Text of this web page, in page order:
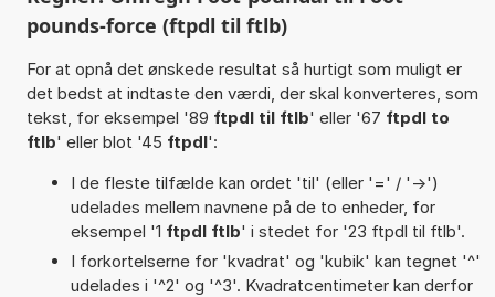
pounds-force (ftpdl til ftlb)
For at opnå det ønskede resultat så hurtigt som muligt er
det bedst at indtaste den værdi, der skal konverteres, som
tekst, for eksempel '89 ftpdl til ftlb' eller '67 ftpdl to
ftlb' eller blot '45 ftpdl':
I de fleste tilfælde kan ordet 'til' (eller '=' / '->')
udelades mellem navnene på de to enheder, for
eksempel '1 ftpdl ftlb' i stedet for '23 ftpdl til ftlb'.
I forkortelserne for 'kvadrat' og 'kubik' kan tegnet '^'
udelades i '^2' og '^3'. Kvadratcentimeter kan derfor